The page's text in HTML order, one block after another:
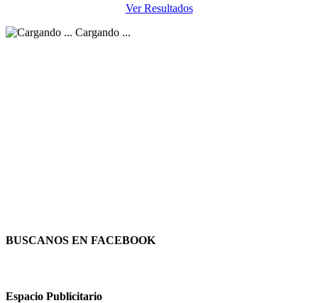
Ver Resultados
Cargando ...
BUSCANOS EN FACEBOOK
Espacio Publicitario